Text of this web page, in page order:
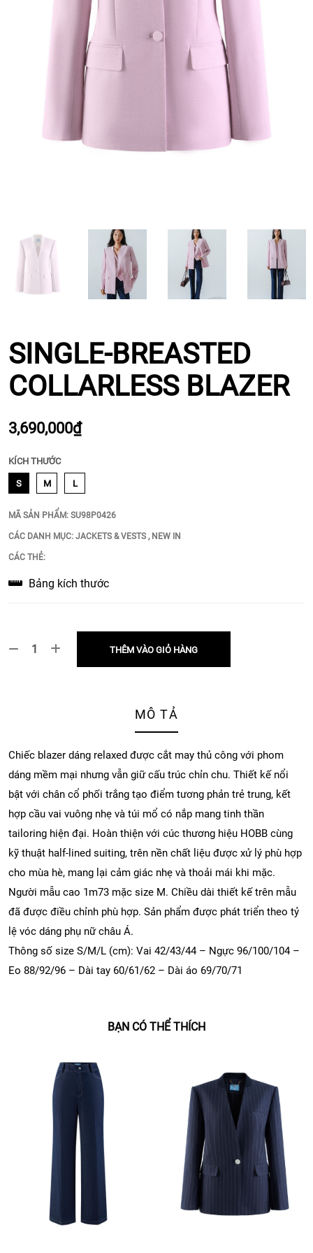
SINGLE-BREASTED
COLLARLESS BLAZER
3,690,000₫
KÍCH THƯỚC
S M L
MÃ SẢN PHẨM: SU98P0426
CÁC DANH MỤC: JACKETS & VESTS , NEW IN
CÁC THẺ:
Bảng kích thước
THÊM VÀO GIỎ HÀNG
MÔ TẢ
Chiếc blazer dáng relaxed được cắt may thủ công với phom
dáng mềm mại nhưng vẫn giữ cấu trúc chỉn chu. Thiết kế nổi
bật với chân cổ phối trắng tạo điểm tương phản trẻ trung, kết
hợp cầu vai vuông nhẹ và túi mổ có nắp mang tinh thần
tailoring hiện đại. Hoàn thiện với cúc thương hiệu HOBB cùng
kỹ thuật half-lined suiting, trên nền chất liệu được xử lý phù hợp
cho mùa hè, mang lại cảm giác nhẹ và thoải mái khi mặc.
Người mẫu cao 1m73 mặc size M. Chiều dài thiết kế trên mẫu
đã được điều chỉnh phù hợp. Sản phẩm được phát triển theo tỷ
lệ vóc dáng phụ nữ châu Á.
Thông số size S/M/L (cm): Vai 42/43/44 – Ngực 96/100/104 –
Eo 88/92/96 – Dài tay 60/61/62 – Dài áo 69/70/71
BẠN CÓ THỂ THÍCH